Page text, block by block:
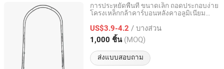
การประหยัดพื้นที่ ขนาดเล็ก ถอดประกอบง่าย
โครงเหล็กกล้าคาร์บอนหลังคาอลูมิเนียม
US$3.9-4.2 / บางส่วน
1,000 ชิ้น (MOQ)
ส่งแบบสอบถาม
Wuyi Ling'ang Industrial and Trade Co., Ltd
Zhejiang, China อัตราจาก 2026